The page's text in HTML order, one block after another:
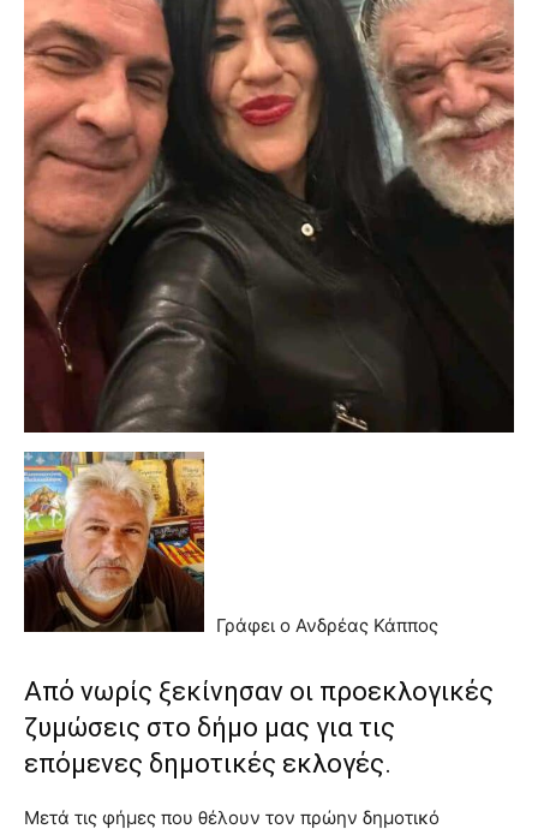
Γράφει ο Ανδρέας Κάππος
Από νωρίς ξεκίνησαν οι προεκλογικές
ζυμώσεις στο δήμο μας για τις
επόμενες δημοτικές εκλογές.
Μετά τις φήμες που θέλουν τον πρώην δημοτικό